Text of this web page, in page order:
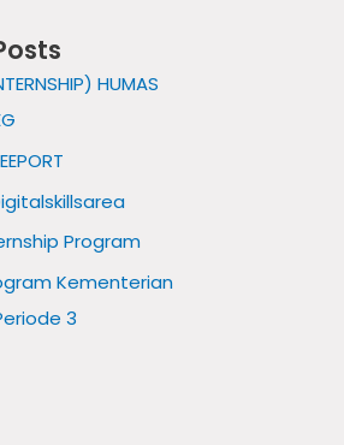
HUMAS
Program
Kementerian
3